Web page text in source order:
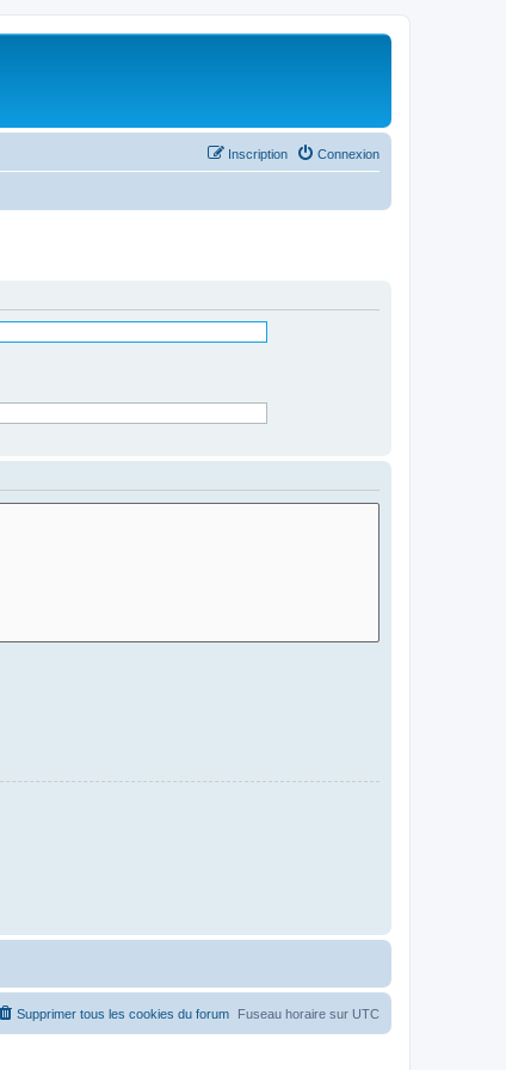
Connexion
Inscription
Fuseau horaire sur UTC
Supprimer tous les cookies du forum